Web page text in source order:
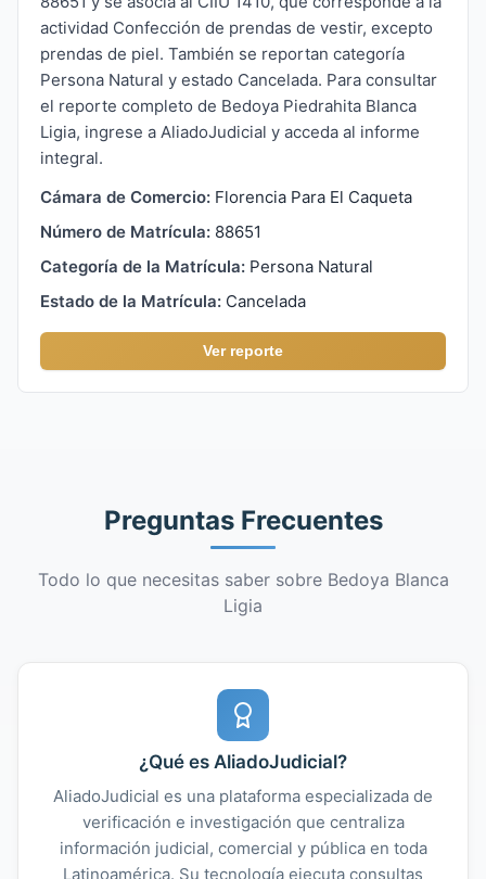
actividad Confección de prendas de vestir, excepto
prendas de piel. También se reportan categoría
Persona Natural y estado Cancelada. Para consultar
el reporte completo de Bedoya Piedrahita Blanca
Ligia, ingrese a AliadoJudicial y acceda al informe
integral.
Cámara de Comercio: Florencia Para El Caqueta
Número de Matrícula: 88651
Categoría de la Matrícula: Persona Natural
Estado de la Matrícula: Cancelada
Ver reporte
Preguntas Frecuentes
Todo lo que necesitas saber sobre Bedoya Blanca
Ligia
¿Qué es AliadoJudicial?
AliadoJudicial es una plataforma especializada de
verificación e investigación que centraliza
información judicial, comercial y pública en toda
Latinoamérica. Su tecnología ejecuta consultas